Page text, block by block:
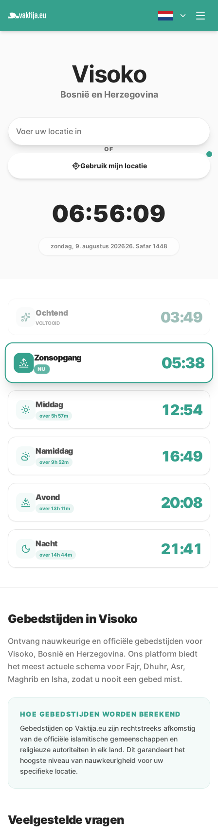
Visoko
Bosnië en Herzegovina
OF
Gebruik mijn locatie
06:56:09
zondag, 9. augustus 202626. Safar 1448
Ochtend
VOLTOOID 03:49
Zonsopgang
NU 05:38
Middag
over 5h 57m 12:54
Namiddag
over 9h 52m 16:49
Avond
over 13h 11m 20:08
Nacht
over 14h 44m 21:41
Gebedstijden in Visoko
Ontvang nauwkeurige en officiële gebedstijden voor
Visoko, Bosnië en Herzegovina. Ons platform biedt
het meest actuele schema voor Fajr, Dhuhr, Asr,
Maghrib en Isha, zodat u nooit een gebed mist.
HOE GEBEDSTIJDEN WORDEN BEREKEND
Gebedstijden op Vaktija.eu zijn rechtstreeks afkomstig
van de officiële islamitische gemeenschappen en
religieuze autoriteiten in elk land. Dit garandeert het
hoogste niveau van nauwkeurigheid voor uw
specifieke locatie.
Veelgestelde vragen